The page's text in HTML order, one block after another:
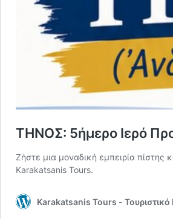
ΤΗΝΟΣ: 5ήμερο Ιερό
Ζήστε μια μοναδική εμπειρία
Karakatsanis Tours.
Karakatsanis Tours - Τουριστικό